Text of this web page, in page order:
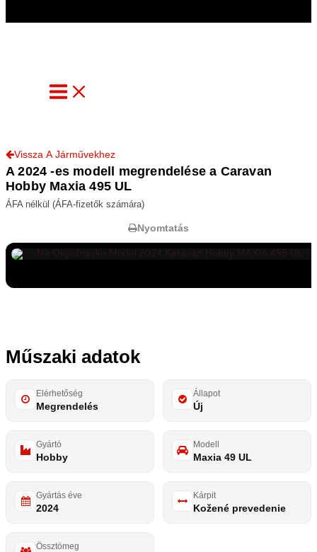
Vissza A Járművekhez
A 2024 -es modell megrendelése a Caravan
Hobby Maxia 495 UL
ÁFA nélkül (ÁFA-fizetők számára)
Nyomtatás
Műszaki adatok
Elérhetőség
Megrendelés
Állapot
Új
Gyártó
Hobby
Modell
Maxia 49 UL
Gyártás éve
2024
Kárpit
Kožené prevedenie
Össztömeg